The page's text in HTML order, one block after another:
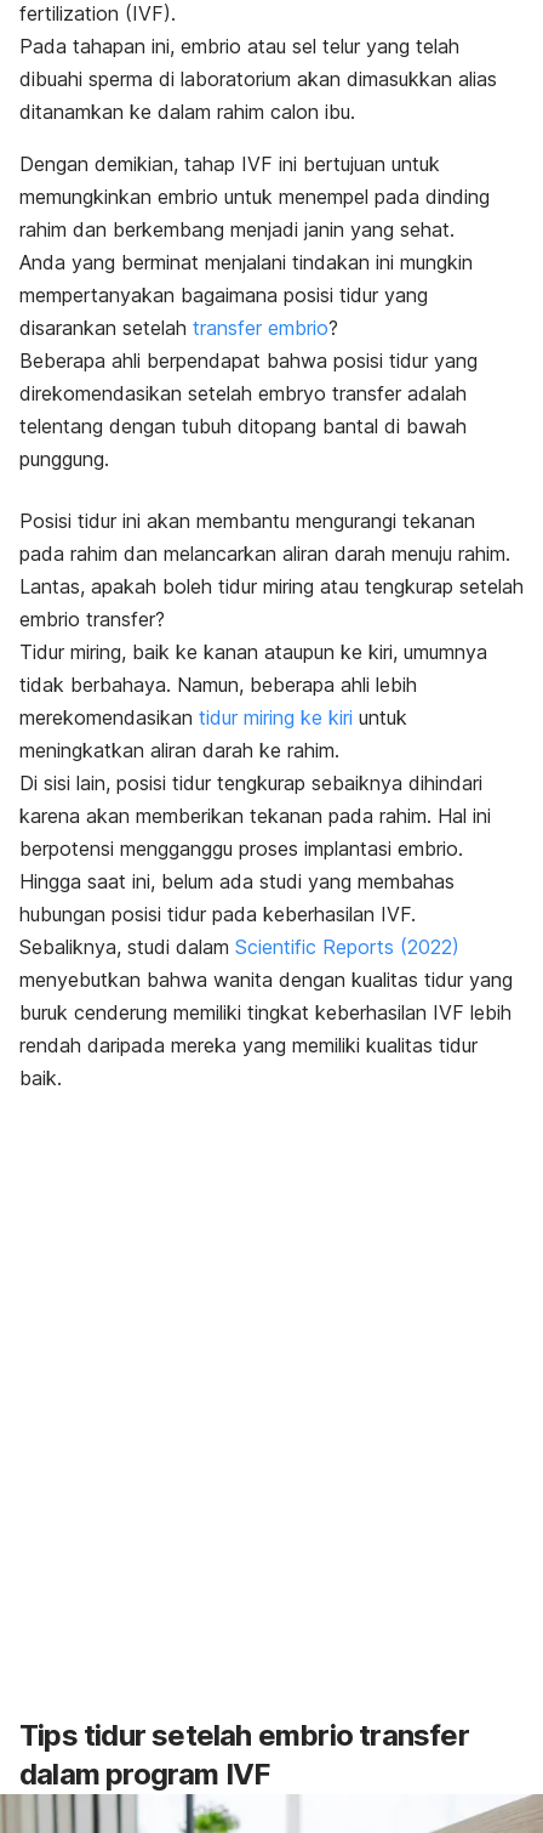
fertilization (IVF).
Pada tahapan ini, embrio atau sel telur yang telah
dibuahi sperma di laboratorium akan dimasukkan alias
ditanamkan ke dalam rahim calon ibu.
Dengan demikian, tahap IVF ini bertujuan untuk
memungkinkan embrio untuk menempel pada dinding
rahim dan berkembang menjadi janin yang sehat.
Anda yang berminat menjalani tindakan ini mungkin
mempertanyakan bagaimana posisi tidur yang
disarankan setelah transfer embrio?
Beberapa ahli berpendapat bahwa posisi tidur yang
direkomendasikan setelah embryo transfer adalah
telentang dengan tubuh ditopang bantal di bawah
punggung.
Posisi tidur ini akan membantu mengurangi tekanan
pada rahim dan melancarkan aliran darah menuju rahim.
Lantas, apakah boleh tidur miring atau tengkurap setelah
embrio transfer?
Tidur miring, baik ke kanan ataupun ke kiri, umumnya
tidak berbahaya. Namun, beberapa ahli lebih
merekomendasikan tidur miring ke kiri untuk
meningkatkan aliran darah ke rahim.
Di sisi lain, posisi tidur tengkurap sebaiknya dihindari
karena akan memberikan tekanan pada rahim. Hal ini
berpotensi mengganggu proses implantasi embrio.
Hingga saat ini, belum ada studi yang membahas
hubungan posisi tidur pada keberhasilan IVF.
Sebaliknya, studi dalam Scientific Reports (2022)
menyebutkan bahwa wanita dengan kualitas tidur yang
buruk cenderung memiliki tingkat keberhasilan IVF lebih
rendah daripada mereka yang memiliki kualitas tidur
baik.
Tips tidur setelah embrio transfer
dalam program IVF